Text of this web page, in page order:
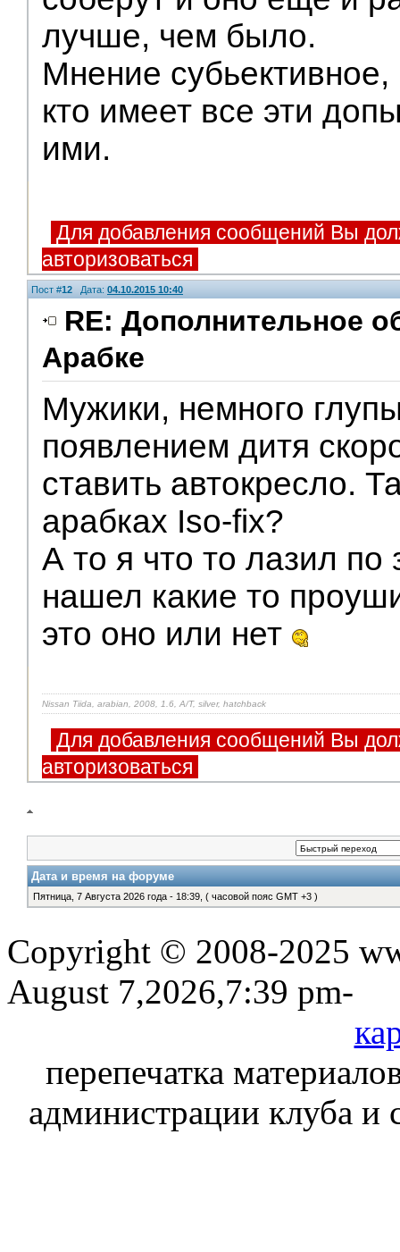
лучше, чем было.
Мнение
кто имеет все эти
ими.
Для добавления сообщений Вы
авторизоваться
Пост #12 Дата: 04.10.2015 10:40
RE: Дополнительное
Арабке
Мужики, немного
появлением дитя
ставить автокресло.
арабках Iso-fix?
А то я что то лазил по
нашел какие то
это оно или нет
Nissan Tiida, arabian, 2008, 1.6, A/T, silver, hatchback
Для добавления сообщений Вы
авторизоваться
Дата и время на форуме
Пятница, 7 Августа 2026 года - 18:39, ( часовой пояс GMT +3 )
Copyright © 2008-2025
August 7,2026,7:39 pm-
перепечатка
администрации клуба и